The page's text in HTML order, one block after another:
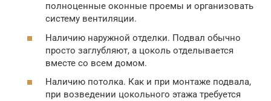
полноценные оконные проемы и организовать
систему вентиляции.
Наличию наружной отделки. Подвал обычно
просто заглубляют, а цоколь отделывается
вместе со всем домом.
Наличию потолка. Как и при монтаже подвала,
при возведении цокольного этажа требуется